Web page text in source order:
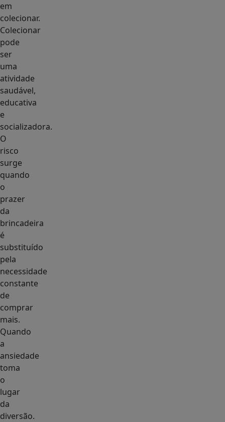
em
colecionar.
Colecionar
pode
ser
uma
atividade
saudável,
educativa
e
socializadora.
O
risco
surge
quando
o
prazer
da
brincadeira
é
substituído
pela
necessidade
constante
de
comprar
mais.
Quando
a
ansiedade
toma
o
lugar
da
diversão.